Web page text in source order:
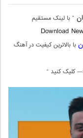
” با لینک مستقیم
Download
با بالاترین کیفیت در آهنگ
کلیک کنید “